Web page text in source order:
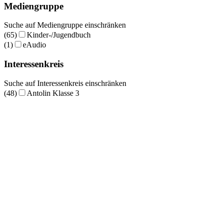
Mediengruppe
Suche auf Mediengruppe einschränken
(65)
Kinder-/Jugendbuch
(1)
eAudio
Interessenkreis
Suche auf Interessenkreis einschränken
(48)
Antolin Klasse 3